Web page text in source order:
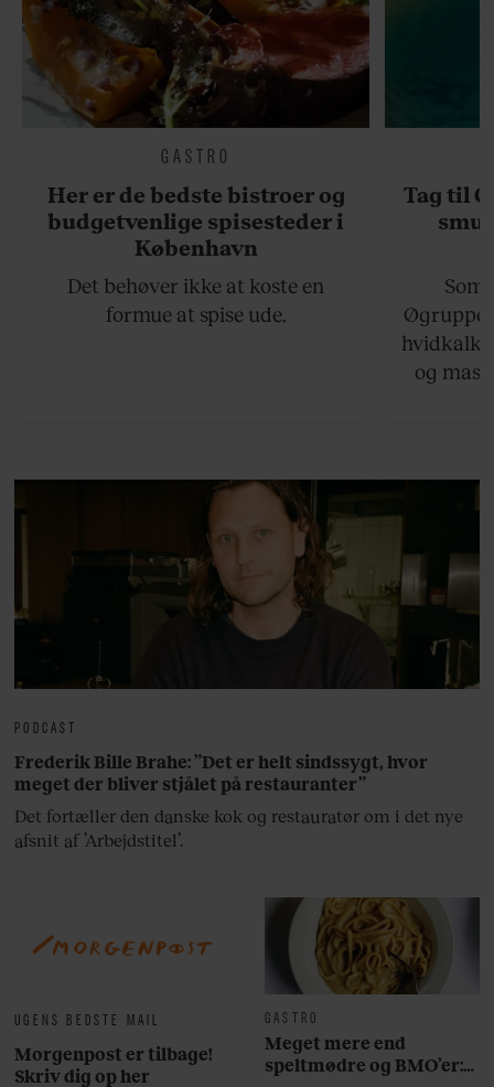
GASTRO
Her er de bedste bistroer og
budgetvenlige spisesteder i
København
Det behøver ikke at koste en
formue at spise ude.
Tag til
og
UGENS BEDSTE MAIL
Morgenpost er tilbage!
Skriv dig op her
GASTRO
Meget mere end
speltmødre og BMO’er:
PODCAST
Frederik Bille Brahe: ”Det er helt sindssygt, hvor
meget der bliver stjålet på restauranter”
Det fortæller den danske kok og restauratør om i det nye
afsnit af ’Arbejdstitel’.